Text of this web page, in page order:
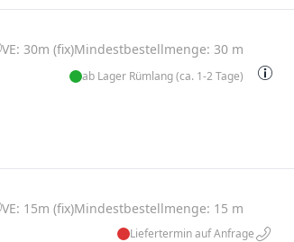
VE: 30m (fix)Mindestbestellmenge: 30 m
ab Lager Rümlang (ca. 1-2 Tage)
VE: 15m (fix)Mindestbestellmenge: 15 m
Liefertermin auf Anfrage